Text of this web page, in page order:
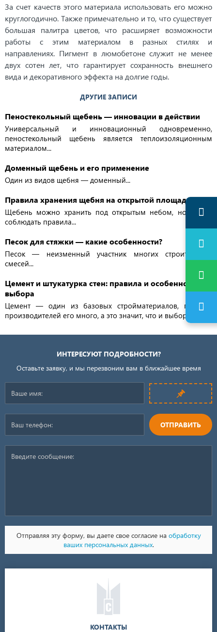
За счет качеств этого материала использовать его можно
круглогодично. Также примечательно и то, что существует
большая палитра цветов, что расширяет возможности
работы с этим материалом в разных стилях и
направлениях. Пигмент в люмобетоне служит не менее
двух сотен лет, что гарантирует сохранность внешнего
вида и декоративного эффекта на долгие годы.
ДРУГИЕ ЗАПИСИ
Пеностекольный щебень — инновации в действии
Универсальный и инновационный одновременно,
пеностекольный щебень является теплоизоляционным
материалом...
Доменный щебень и его применение
Один из видов щебня — доменный...
Правила хранения щебня на открытой площадке
Щебень можно хранить под открытым небом, но важно
соблюдать правила...
Песок для стяжки — какие особенности?
Песок — неизменный участник многих строительных
смесей...
Цемент и штукатурка стен: правила и особенности
выбора
Цемент — один из базовых стройматериалов, поэтому
производителей его много, а это значит, что и выбор есть...
ИНТЕРЕСУЮТ ПОДРОБНОСТИ?
Оставьте заявку, и мы перезвоним вам в ближайшее время
ОТПРАВИТЬ
Отправляя эту форму, вы даете свое согласие на обработку
ваших персональных данных.
КОНТАКТЫ